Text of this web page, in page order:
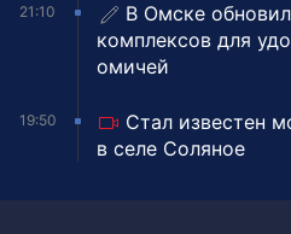
21:10
В Омске
комплексов для
омичей
19:50
Стал известен
в селе Соляное